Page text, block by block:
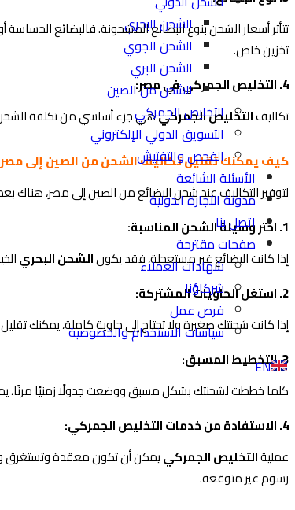
الشحن البحري
الشحن الجوي
الشحن البري
الشحن من الصين
التخليص الجمركي
التسويق الدولي الإلكتروني
الفحص والتفتيش
الأسئلة الشائعة
مدونة التجارة الدولية
اتصل بنا
صفحات مقترحة
شهادات العملاء
شركاؤنا
فرص عمل
سياسات الاستخدام والخصوصية
EN
تتأثر أسعار الشحن بنوع البضائع المشحونة. فالبضائع
تخزين خاص.
4. التخليص الجمركي في مصر:
تكاليفالتخليص الجمركيهي جزء أساسي من تكلفة
كيف يمكنك تقليل تكاليف الشحن من الصين إلى
لتوفير التكاليف عند شحن البضائع من الصين إلى مصر، هناك
1. اختر وسيلة الشحن المناسبة:
إذا كانت البضائع غير مستعجلة، فقد يكونالشحن البحري
2. استغل الحاويات المشتركة:
إذا كانت شحنتك صغيرة ولا تحتاج إلى حاوية كاملة، يمكنك
3. التخطيط المسبق:
كلما خططت لشحنتك بشكل مسبق ووضعت جدولًا زمنيًا مرنًا،
4. الاستفادة من خدمات التخليص الجمركي:
عمليةالتخليص الجمركييمكن أن تكون معقدة وتستغرق
رسوم غير متوقعة.